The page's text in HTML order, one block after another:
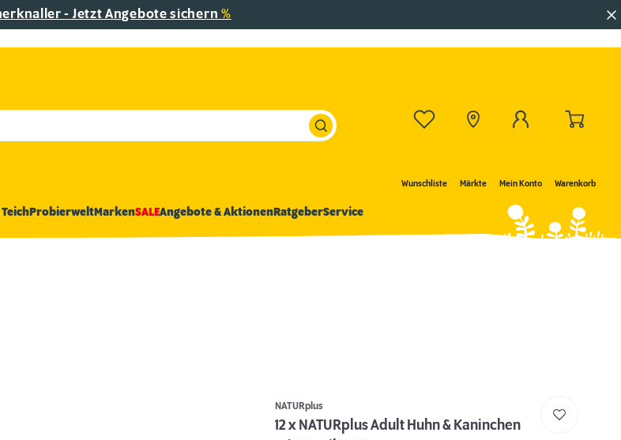
- Jetzt Angebote sichern %
Wunschliste Märkte Mein Konto Warenkorb
ProbierweltMarkenSALEAngebote & AktionenRatgeberService
NATURplus
12 x NATURplus Adult Huhn & Kaninchen